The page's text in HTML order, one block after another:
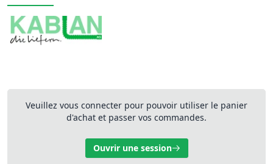
Veuillez vous connecter pour pouvoir utiliser le panier
d'achat et passer vos commandes.
Ouvrir une session